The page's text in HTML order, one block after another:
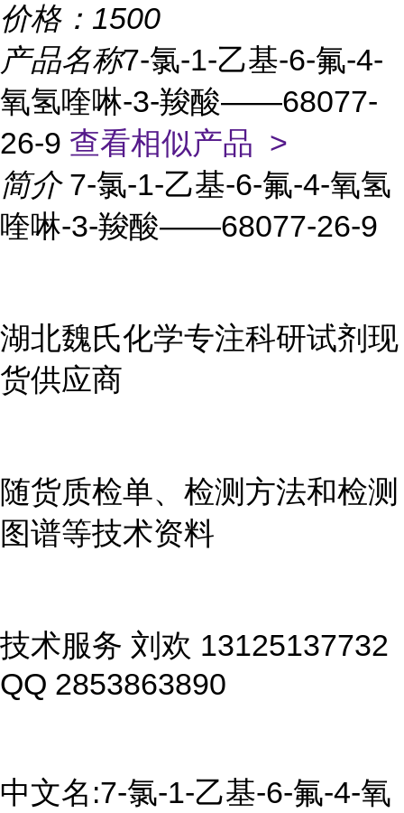
价格： 1500
产品名称7-氯-1-乙基-6-氟-4-
氧氢喹啉-3-羧酸——68077-
26-9 查看相似产品 >
简介 7-氯-1-乙基-6-氟-4-氧氢
喹啉-3-羧酸——68077-26-9
湖北魏氏化学专注科研试剂现
货供应商
随货质检单、检测方法和检测
图谱等技术资料
技术服务 刘欢 13125137732
QQ 2853863890
中文名:7-氯-1-乙基-6-氟-4-氧